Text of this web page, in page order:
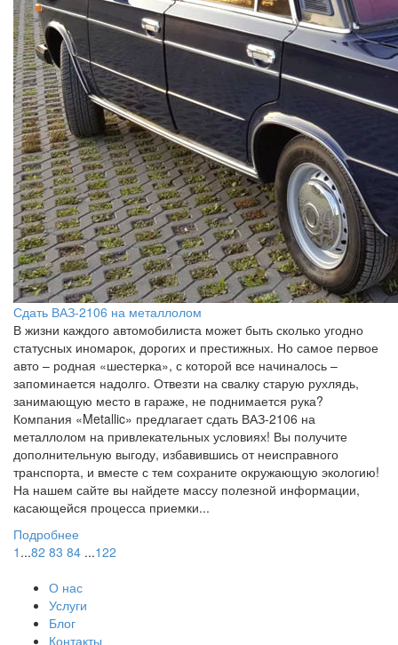
Сдать ВАЗ-2106 на металлолом
В жизни каждого автомобилиста может быть сколько угодно
статусных иномарок, дорогих и престижных. Но самое первое
авто – родная «шестерка», с которой все начиналось –
запоминается надолго. Отвезти на свалку старую рухлядь,
занимающую место в гараже, не поднимается рука?
Компания «Metallic» предлагает сдать ВАЗ-2106 на
металлолом на привлекательных условиях! Вы получите
дополнительную выгоду, избавившись от неисправного
транспорта, и вместе с тем сохраните окружающую экологию!
На нашем сайте вы найдете массу полезной информации,
касающейся процесса приемки...
Подробнее
1 ...82 83 84 ...122
О нас
Услуги
Блог
Контакты